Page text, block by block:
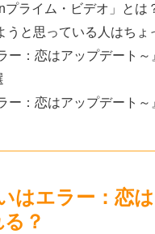
ライム・ビデオ」とは
と思っている人はちょ
ー：恋はアップデート～
ー：恋はアップデート
はエラー：恋
？